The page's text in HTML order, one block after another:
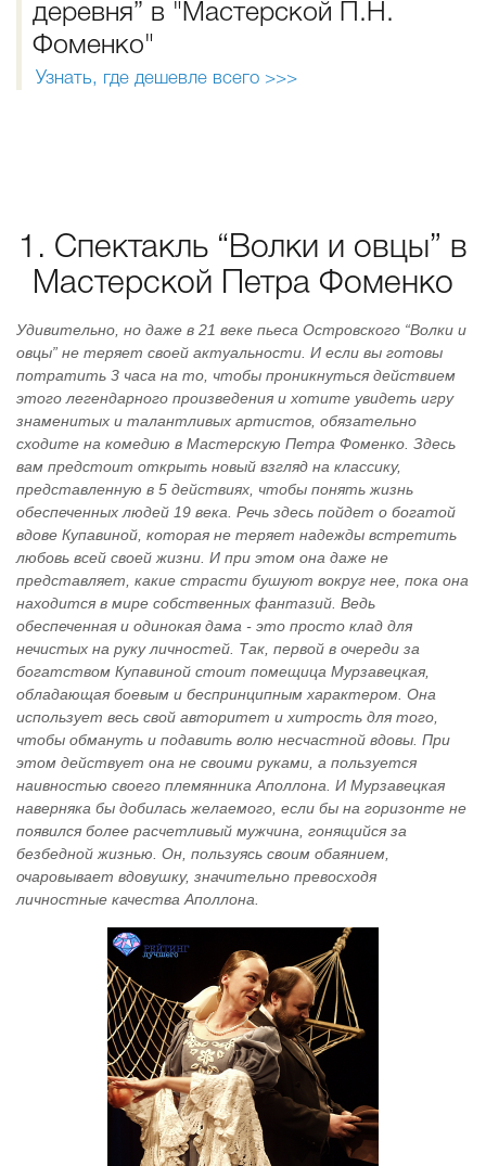
деревня” в "Мастерской П.Н.
Фоменко"
Узнать, где дешевле всего >>>
1. Спектакль “Волки и овцы” в
Мастерской Петра Фоменко
Удивительно, но даже в 21 веке пьеса Островского “Волки и
овцы” не теряет своей актуальности. И если вы готовы
потратить 3 часа на то, чтобы проникнуться действием
этого легендарного произведения и хотите увидеть игру
знаменитых и талантливых артистов, обязательно
сходите на комедию в Мастерскую Петра Фоменко. Здесь
вам предстоит открыть новый взгляд на классику,
представленную в 5 действиях, чтобы понять жизнь
обеспеченных людей 19 века. Речь здесь пойдет о богатой
вдове Купавиной, которая не теряет надежды встретить
любовь всей своей жизни. И при этом она даже не
представляет, какие страсти бушуют вокруг нее, пока она
находится в мире собственных фантазий. Ведь
обеспеченная и одинокая дама - это просто клад для
нечистых на руку личностей. Так, первой в очереди за
богатством Купавиной стоит помещица Мурзавецкая,
обладающая боевым и беспринципным характером. Она
использует весь свой авторитет и хитрость для того,
чтобы обмануть и подавить волю несчастной вдовы. При
этом действует она не своими руками, а пользуется
наивностью своего племянника Аполлона. И Мурзавецкая
наверняка бы добилась желаемого, если бы на горизонте не
появился более расчетливый мужчина, гонящийся за
безбедной жизнью. Он, пользуясь своим обаянием,
очаровывает вдовушку, значительно превосходя
личностные качества Аполлона.